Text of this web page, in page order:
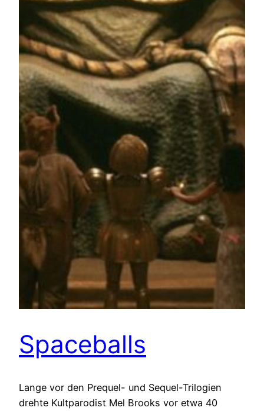
Spaceballs
Lange vor den Prequel- und Sequel-Trilogien
drehte Kultparodist Mel Brooks vor etwa 40